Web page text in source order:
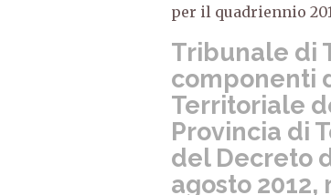
per il quadriennio
Tribunale di
componenti
Territoriale
Provincia di
del Decreto
agosto 2012,